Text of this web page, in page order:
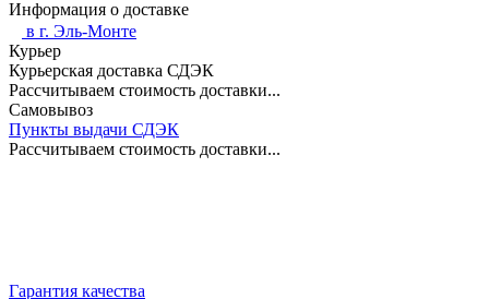
Информация о доставке
в г. Эль-Монте
Курьер
Курьерская доставка СДЭК
Рассчитываем стоимость доставки...
Самовывоз
Пункты выдачи СДЭК
Рассчитываем стоимость доставки...
Гарантия качества